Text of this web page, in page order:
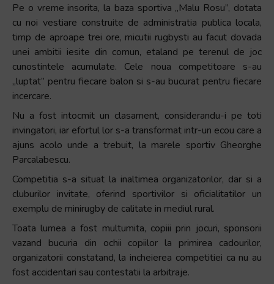
Pe o vreme insorita, la baza sportiva ,,Malu Rosu”, dotata
cu noi vestiare construite de administratia publica locala,
timp de aproape trei ore, micutii rugbysti au facut dovada
unei ambitii iesite din comun, etaland pe terenul de joc
cunostintele acumulate. Cele noua competitoare s-au
,,luptat” pentru fiecare balon si s-au bucurat pentru fiecare
incercare.
Nu a fost intocmit un clasament, considerandu-i pe toti
invingatori, iar efortul lor s-a transformat intr-un ecou care a
ajuns acolo unde a trebuit, la marele sportiv Gheorghe
Parcalabescu.
Competitia s-a situat la inaltimea organizatorilor, dar si a
cluburilor invitate, oferind sportivilor si oficialitatilor un
exemplu de minirugby de calitate in mediul rural.
Toata lumea a fost multumita, copiii prin jocuri, sponsorii
vazand bucuria din ochii copiilor la primirea cadourilor,
organizatorii constatand, la incheierea competitiei ca nu au
fost accidentari sau contestatii la arbitraje.